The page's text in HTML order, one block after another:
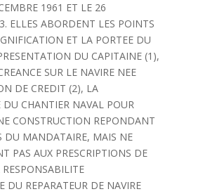
1961 ET LE 26
ELLES ABORDENT LES POINTS
ET LA PORTEE DU
DU CAPITAINE (1),
SUR LE NAVIRE NEE
DE CREDIT (2), LA
DU CHANTIER NAVAL POUR
CONSTRUCTION REPONDANT
DU MANDATAIRE, MAIS NE
PAS AUX PRESCRIPTIONS DE
DU REPARATEUR DE NAVIRE